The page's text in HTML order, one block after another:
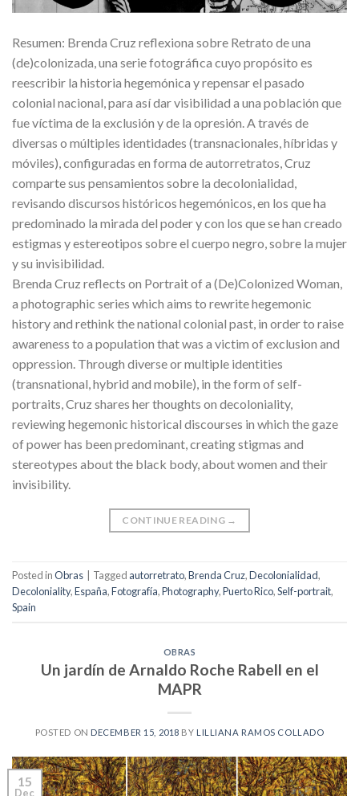
Resumen: Brenda Cruz reflexiona sobre Retrato de una
(de)colonizada, una serie fotográfica cuyo propósito es
reescribir la historia hegemónica y repensar el pasado
colonial nacional, para así dar visibilidad a una población que
fue víctima de la exclusión y de la opresión. A través de
diversas o múltiples identidades (transnacionales, híbridas y
móviles), configuradas en forma de autorretratos, Cruz
comparte sus pensamientos sobre la decolonialidad,
revisando discursos históricos hegemónicos, en los que ha
predominado la mirada del poder y con los que se han creado
estigmas y estereotipos sobre el cuerpo negro, sobre la mujer
y su invisibilidad.
Brenda Cruz reflects on Portrait of a (De)Colonized Woman,
a photographic series which aims to rewrite hegemonic
history and rethink the national colonial past, in order to raise
awareness to a population that was a victim of exclusion and
oppression. Through diverse or multiple identities
(transnational, hybrid and mobile), in the form of self-
portraits, Cruz shares her thoughts on decoloniality,
reviewing hegemonic historical discourses in which the gaze
of power has been predominant, creating stigmas and
stereotypes about the black body, about women and their
invisibility.
CONTINUE READING →
Posted inObras Tagged autorretrato,Brenda Cruz,Decolonialidad,
Decoloniality,España,Fotografía,Photography,Puerto Rico,Self-portrait,
Spain
OBRAS
Un jardín de Arnaldo Roche Rabell en el
MAPR
POSTED ON DECEMBER 15, 2018 BY LILLIANA RAMOS COLLADO
15
Dec